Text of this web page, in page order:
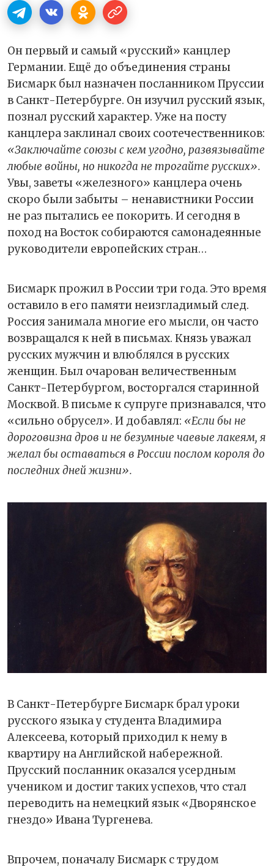
Он первый и самый «русский» канцлер
Германии. Ещё до объединения страны
Бисмарк был назначен посланником Пруссии
в Санкт-Петербурге. Он изучил русский язык,
познал русский характер. Уже на посту
канцлера заклинал своих соотечественников:
«Заключайте союзы с кем угодно, развязывайте
любые войны, но никогда не трогайте русских».
Увы, заветы «железного» канцлера очень
скоро были забыты – ненавистники России
не раз пытались ее покорить. И сегодня в
поход на Восток собираются самонадеянные
руководители европейских стран…
Бисмарк прожил в России три года. Это время
оставило в его памяти неизгладимый след.
Россия занимала многие его мысли, он часто
возвращался к ней в письмах. Князь уважал
русских мужчин и влюблялся в русских
женщин. Был очарован величественным
Санкт-Петербургом, восторгался старинной
Москвой. В письме к супруге признавался, что
«сильно обрусел». И добавлял: «Если бы не
дороговизна дров и не безумные чаевые лакеям, я
желал бы оставаться в России послом короля до
последних дней жизни».
В Санкт-Петербурге Бисмарк брал уроки
русского языка у студента Владимира
Алексеева, который приходил к нему в
квартиру на Английской набережной.
Прусский посланник оказался усердным
учеником и достиг таких успехов, что стал
переводить на немецкий язык «Дворянское
гнездо» Ивана Тургенева.
Впрочем, поначалу Бисмарк с трудом